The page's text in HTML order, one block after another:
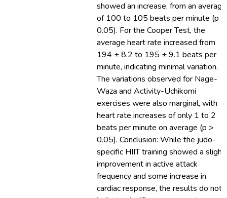
showed an increase, from an average
of 100 to 105 beats per minute (p >
0.05). For the Cooper Test, the
average heart rate increased from
194 ± 8.2 to 195 ± 9.1 beats per
minute, indicating minimal variation.
The variations observed for Nage-
Waza and Activity-Uchikomi
exercises were also marginal, with
heart rate increases of only 1 to 2
beats per minute on average (p >
0.05). Conclusion: While the judo-
specific HIIT training showed a slight
improvement in active attack
frequency and some increase in
cardiac response, the results do not